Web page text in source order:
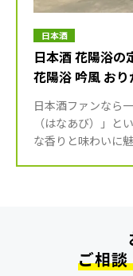
日本酒
日本酒 花陽浴の
花陽浴 吟風 お
日本酒ファンなら
（はなあび）」と
な香りと味わいに
ご相